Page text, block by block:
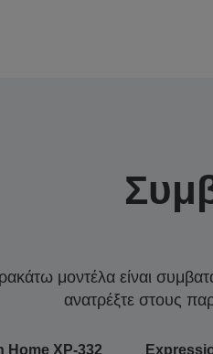
μοντέλα είναι
ανατρέξτε στους
Home XP-332